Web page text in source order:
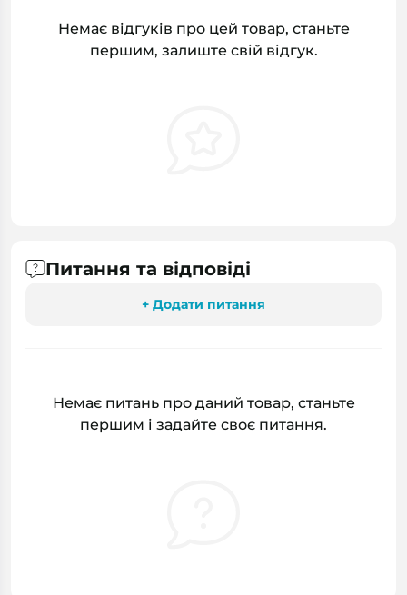
Немає відгуків про цей товар, станьте
першим, залиште свій відгук.
Питання та відповіді
+ Додати питання
Немає питань про даний товар, станьте
першим і задайте своє питання.